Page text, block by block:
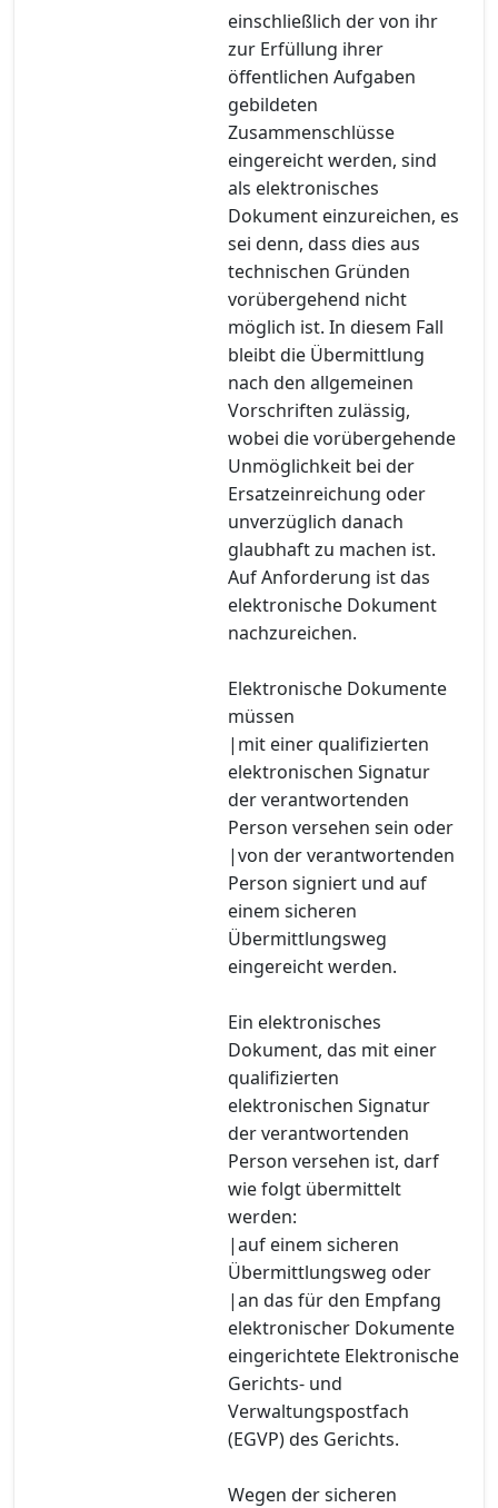
einschließlich der von ihr
zur Erfüllung ihrer
öffentlichen Aufgaben
gebildeten
Zusammenschlüsse
eingereicht werden, sind
als elektronisches
Dokument einzureichen, es
sei denn, dass dies aus
technischen Gründen
vorübergehend nicht
möglich ist. In diesem Fall
bleibt die Übermittlung
nach den allgemeinen
Vorschriften zulässig,
wobei die vorübergehende
Unmöglichkeit bei der
Ersatzeinreichung oder
unverzüglich danach
glaubhaft zu machen ist.
Auf Anforderung ist das
elektronische Dokument
nachzureichen.
Elektronische Dokumente
müssen
|mit einer qualifizierten
elektronischen Signatur
der verantwortenden
Person versehen sein oder
|von der verantwortenden
Person signiert und auf
einem sicheren
Übermittlungsweg
eingereicht werden.
Ein elektronisches
Dokument, das mit einer
qualifizierten
elektronischen Signatur
der verantwortenden
Person versehen ist, darf
wie folgt übermittelt
werden:
|auf einem sicheren
Übermittlungsweg oder
|an das für den Empfang
elektronischer Dokumente
eingerichtete Elektronische
Gerichts- und
Verwaltungspostfach
(EGVP) des Gerichts.
Wegen der sicheren